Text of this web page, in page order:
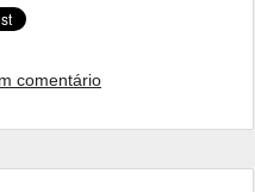
comentário